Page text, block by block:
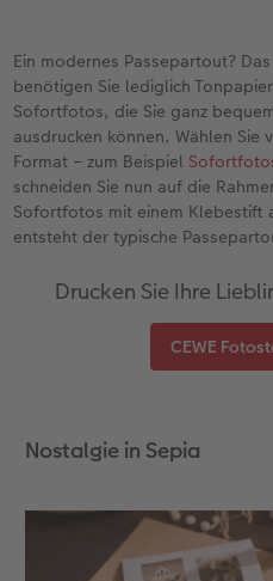
Ein modernes Passepartout?
benötigen Sie lediglich
Sofortfotos, die Sie ganz
ausdrucken können. Wählen Sie
Format – zum Beispiel
schneiden Sie nun auf die
Sofortfotos mit einem Klebestift
entsteht der typische
Drucken Sie Ihre
CEWE
Nostalgie in Sepia